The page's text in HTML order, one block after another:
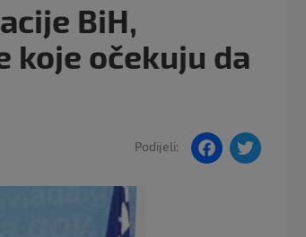
BiH,
koje očekuju da
Podijeli:
F